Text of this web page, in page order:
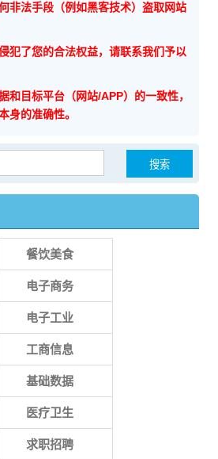
非法手段（例如黑客技术）盗取网站
犯了您的合法权益，请联系我们予以
和目标平台（网站/APP）的一致性，
身的准确性。
餐饮美食
电子商务
电子工业
工商信息
基础数据
医疗卫生
求职招聘